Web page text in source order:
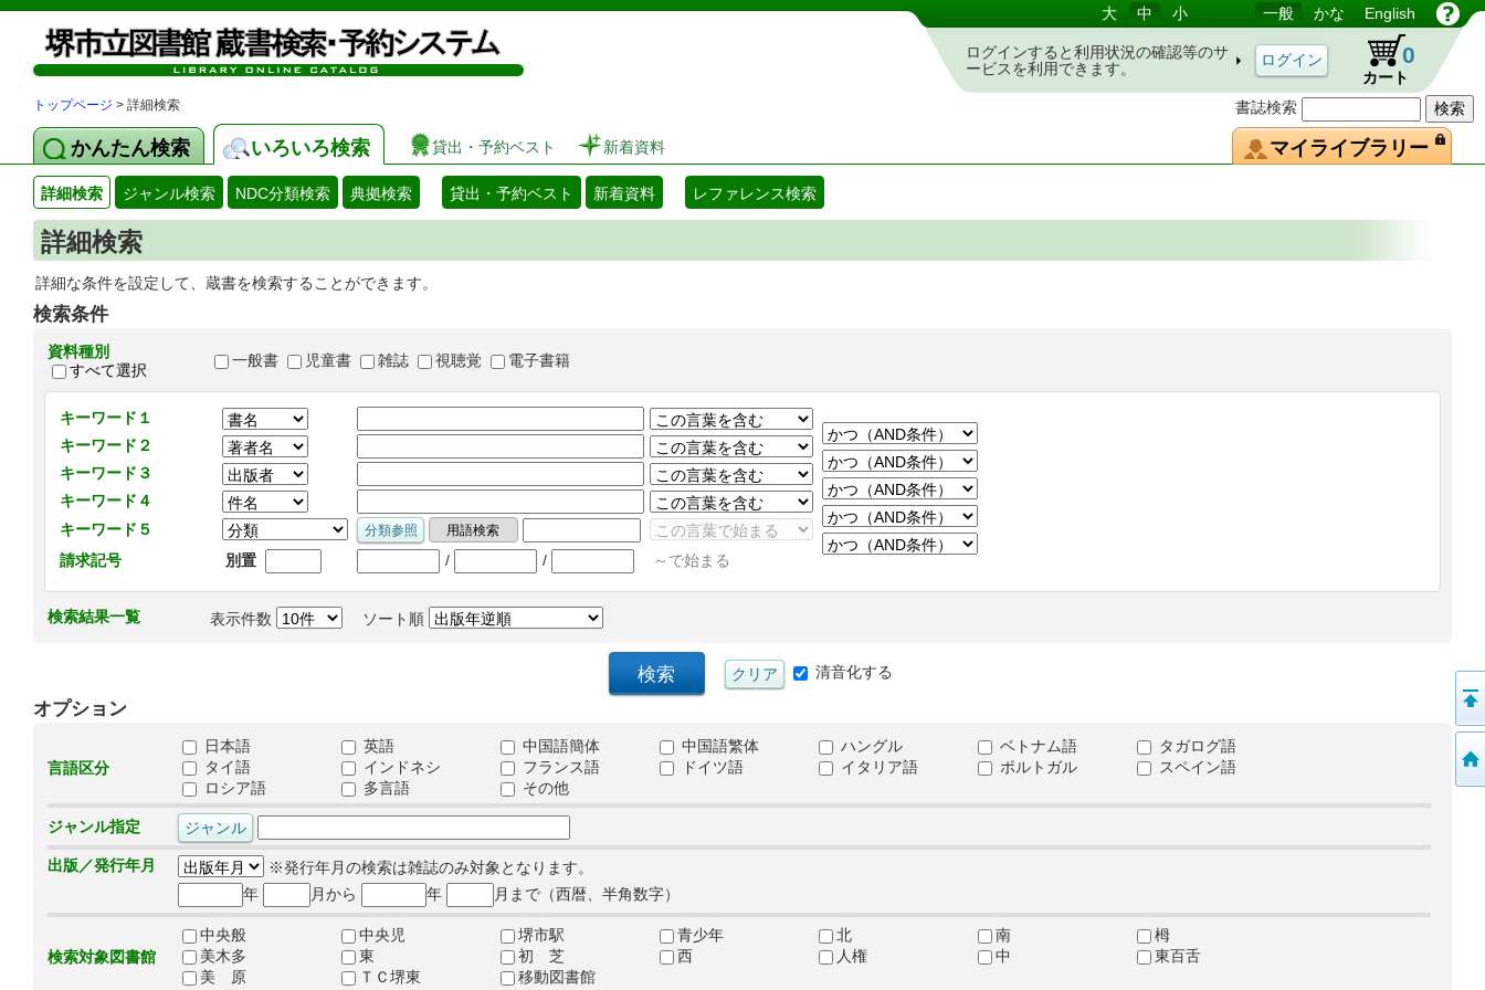
図書館 蔵書検索・予約システム
書誌検索
大 中 小 一般 かな English
ログインすると利用状況の確認等のサ
ービスを利用できます。
カート
0
トップページ > 詳細検索
かんたん検索 いろいろ検索 貸出・予約ベスト 新着資料 マイライブラリー
詳細検索 ジャンル検索 NDC分類検索 典拠検索 貸出・予約ベスト 新着資料 レファレンス検索
詳細検索
詳細な条件を設定して、蔵書を検索することができます。
検索条件
資料種別
すべて選択
一般書 児童書 雑誌 視聴覚 電子書籍
キーワード１
キーワード２
キーワード３
キーワード４
キーワード５
請求記号
別置 / / ～で始まる
検索結果一覧 表示件数 ソート順
清音化する
オプション
言語区分
日本語 英語 中国語簡体 中国語繁体 ハングル ベトナム語
タガログ語
タイ語
インドネシ フランス語 ドイツ語 イタリア語 ポルトガル
スペイン語
ロシア語
多言語 その他
ジャンル指定
出版／発行年月
※発行年月の検索は雑誌のみ対象となります。
年
月から 年 月まで（西暦、半角数字）
検索対象図書館
中央般 中央児 堺市駅 青少年 北 南
栂
美木多
東 初 芝 西 人権 中
東百舌
美 原
ＴＣ堺東 移動図書館